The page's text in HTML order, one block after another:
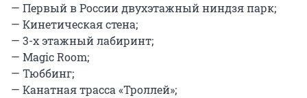
— Первый в России двухэтажный ниндзя парк;
— Кинетическая стена;
— 3-х этажный лабиринт;
— Magic Room;
— Тюббинг;
— Канатная трасса «Троллей»;